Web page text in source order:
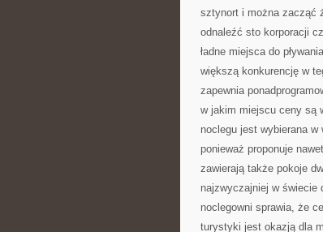
sztynort i można zacząć
odnaleźć sto korporacji
ładne miejsca do
większą konkurencję w
zapewnia
w jakim miejscu ceny są
noclegu jest wybierana w
ponieważ proponuje
zawierają także pokoje
najzwyczajniej w świecie
noclegowni sprawia, że
turystyki jest okazją dla